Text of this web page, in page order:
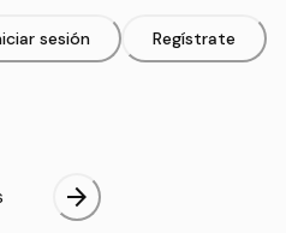
arrow_forward
sesión Regístrate